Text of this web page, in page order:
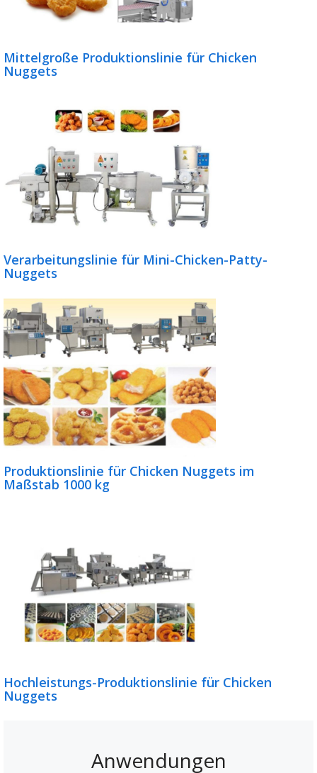
Mittelgroße Produktionslinie für Chicken
Nuggets
Verarbeitungslinie für Mini-Chicken-Patty-
Nuggets
Produktionslinie für Chicken Nuggets im
Maßstab 1000 kg
Hochleistungs-Produktionslinie für Chicken
Nuggets
Anwendungen